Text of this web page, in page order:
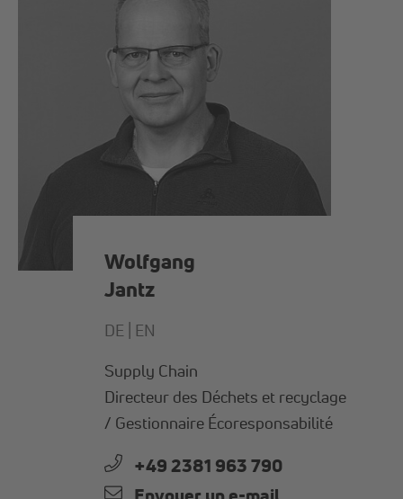
Wolfgang
Jantz
DE | EN
Supply Chain
Directeur des Déchets et recyclage
/ Gestionnaire Écoresponsabilité
+49 2381 963 790